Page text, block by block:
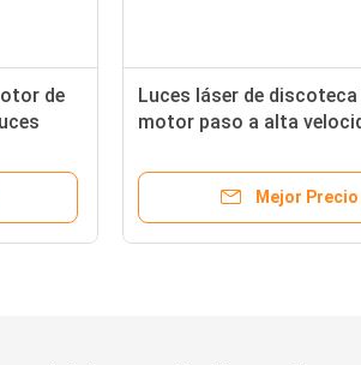
de
Luces láser de discoteca
motor paso a alta
entrada AC100-240V 50/
Mejor Precio